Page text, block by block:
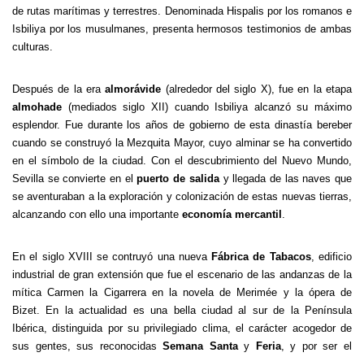
de rutas marítimas y terrestres. Denominada Hispalis por los romanos e
Isbiliya por los musulmanes, presenta hermosos testimonios de ambas
culturas.
Después de la eraalmorávide (alrededor del siglo X), fue en la etapa
almohade (mediados siglo XII) cuando Isbiliya alcanzó su máximo
esplendor. Fue durante los años de gobierno de esta dinastía bereber
cuando se construyó la Mezquita Mayor, cuyo alminar se ha convertido
en el símbolo de la ciudad. Con el descubrimiento del Nuevo Mundo,
Sevilla se convierte en elpuerto de saliday llegada de las naves que
se aventuraban a la exploración y colonización de estas nuevas tierras,
alcanzando con ello una importante economía mercantil .
En el siglo XVIII se contruyó una nueva Fábrica de Tabacos, edificio
industrial de gran extensión que fue el escenario de las andanzas de la
mítica Carmen la Cigarrera en la novela de Merimée y la ópera de
Bizet. En la actualidad es una bella ciudad al sur de la Península
Ibérica, distinguida por su privilegiado clima, el carácter acogedor de
sus gentes, sus reconocidasSemana Santay Feria, y por ser el